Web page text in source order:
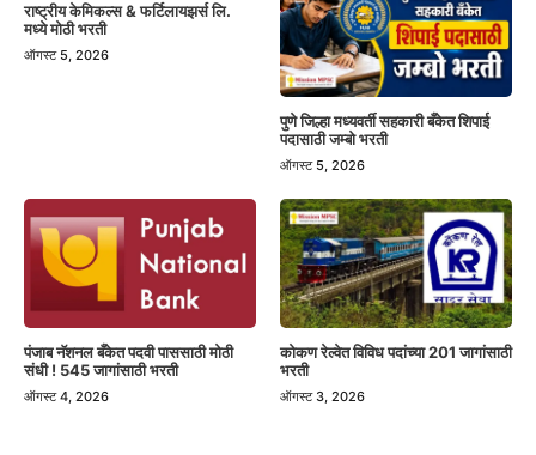
राष्ट्रीय केमिकल्स & फर्टिलायझर्स लि.
मध्ये मोठी भरती
ऑगस्ट 5, 2026
पुणे जिल्हा मध्यवर्ती सहकारी बँकेत शिपाई
पदासाठी जम्बो भरती
ऑगस्ट 5, 2026
पंजाब नॅशनल बँकेत पदवी पाससाठी मोठी
संधी ! 545 जागांसाठी भरती
ऑगस्ट 4, 2026
कोकण रेल्वेत विविध पदांच्या 201 जागांसाठी
भरती
ऑगस्ट 3, 2026